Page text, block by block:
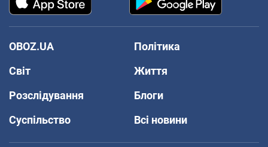
OBOZ.UA
Політика
Світ
Життя
Розслідування
Блоги
Суспільство
Всі новини